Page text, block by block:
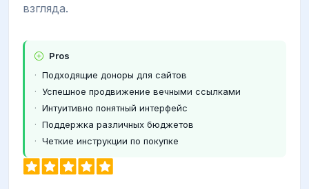
взгляда.
Pros
Подходящие доноры для сайтов
Успешное продвижение вечными ссылками
Интуитивно понятный интерфейс
Поддержка различных бюджетов
Четкие инструкции по покупке